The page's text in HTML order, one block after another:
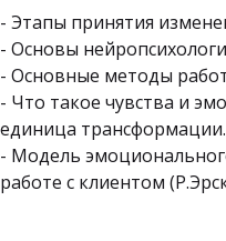
- Этапы принятия
- Основы
- Основные методы
- Что такое чувства и
единица трансформации.
- Модель
работе с клиентом